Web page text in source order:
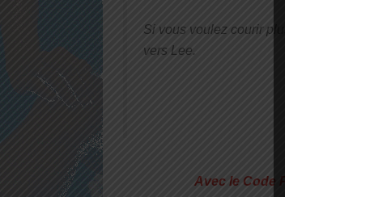
Si vous voulez courir plus vite, demandez
vers Lee.
Lee
Avec le Code Promo